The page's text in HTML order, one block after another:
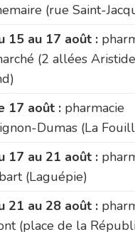
(rue Saint-
15 au 17 août :
(2 allées Aristide
17 août : pharmacie
Dumas (La
17 au 21 août :
(Laguépie)
21 au 28 août :
(place de la